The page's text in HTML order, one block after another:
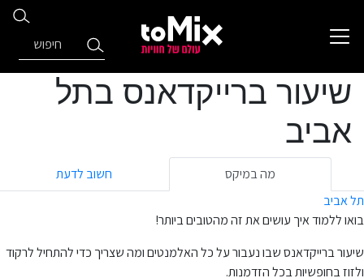
שיעור ברייקדאנס בתל
אביב
מה במיקס
חשוב לדעת
תל אביב
בואו ללמוד איך עושים את זה מהטובים ביותר!
שיעור ברייקדאנס שבו נעבור על כל האלמנטים ומה שצריך כדי להתחיל לרקוד
ולזוז בחופשיות בכל הזדמנות.